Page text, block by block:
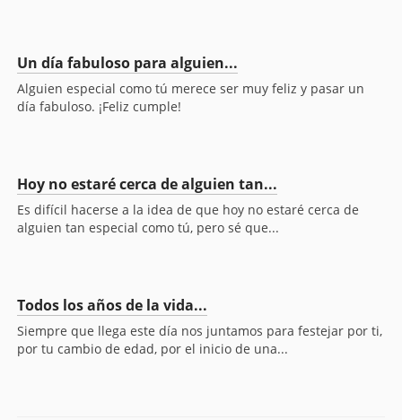
Un día fabuloso para alguien...
Alguien especial como tú merece ser muy feliz y pasar un
día fabuloso. ¡Feliz cumple!
Hoy no estaré cerca de alguien tan...
Es difícil hacerse a la idea de que hoy no estaré cerca de
alguien tan especial como tú, pero sé que...
Todos los años de la vida...
Siempre que llega este día nos juntamos para festejar por ti,
por tu cambio de edad, por el inicio de una...